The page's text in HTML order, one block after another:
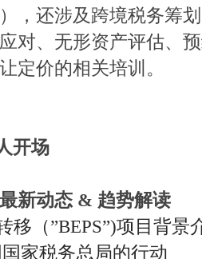
，还涉及跨境税务筹
对、无形资产评估、
定价的相关培训。
开场
新动态 & 趋势解读
移（”BEPS”)项目背景
家税务总局的行动